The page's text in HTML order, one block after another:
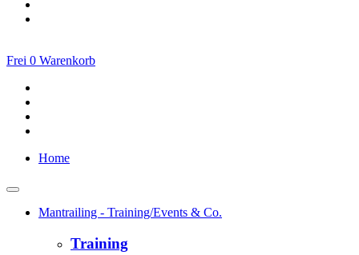
Frei 0 Warenkorb
Home
Mantrailing - Training/Events & Co.
Training